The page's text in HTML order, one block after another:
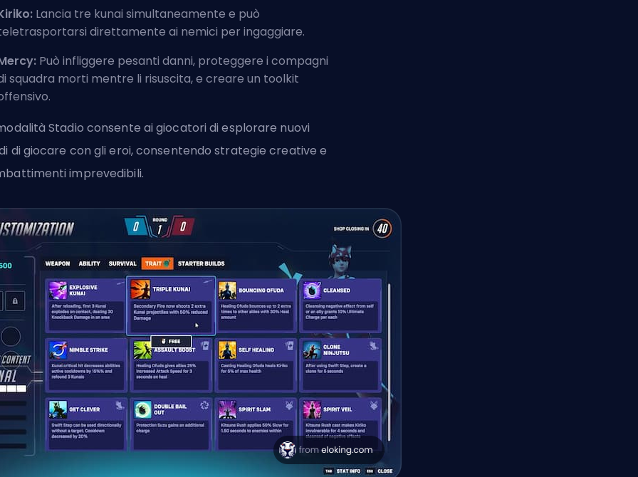
Lancia tre kunai simultaneamente e può
direttamente ai nemici per ingaggiare.
Può infliggere pesanti danni, proteggere i compagni
squadra morti mentre li risuscita, e creare un toolkit
Stadio consente ai giocatori di esplorare nuovi
di giocare con gli eroi, consentendo strategie creative e
imprevedibili.